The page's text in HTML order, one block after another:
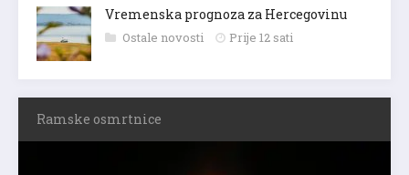
Vremenska prognoza za Hercegovinu
Ostale novosti Prije 12 sati
Ramske osmrtnice